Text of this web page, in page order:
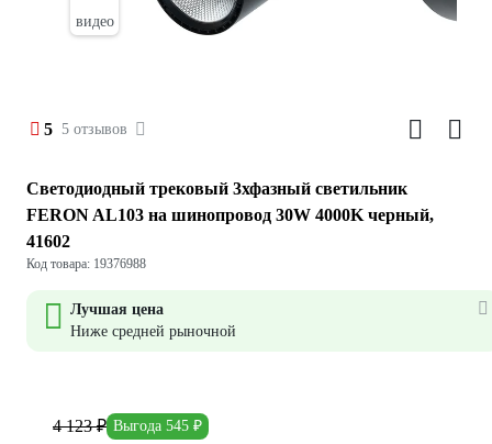
видео
5 5 отзывов
Светодиодный трековый 3хфазный светильник
FERON AL103 на шинопровод 30W 4000K черный,
41602
Код товара: 19376988
Лучшая цена
Ниже средней рыночной
4 123 ₽ Выгода 545 ₽